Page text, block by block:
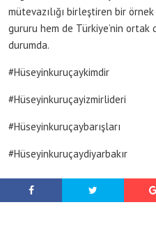
mütevazılığı birleştiren bir örnek
gururu hem de Türkiye’nin
durumda.
#Hüseyinkuruçaykimdir
#Hüseyinkuruçayizmirlideri
#Hüseyinkuruçaybarışları
#Hüseyinkuruçaydiyarbakır